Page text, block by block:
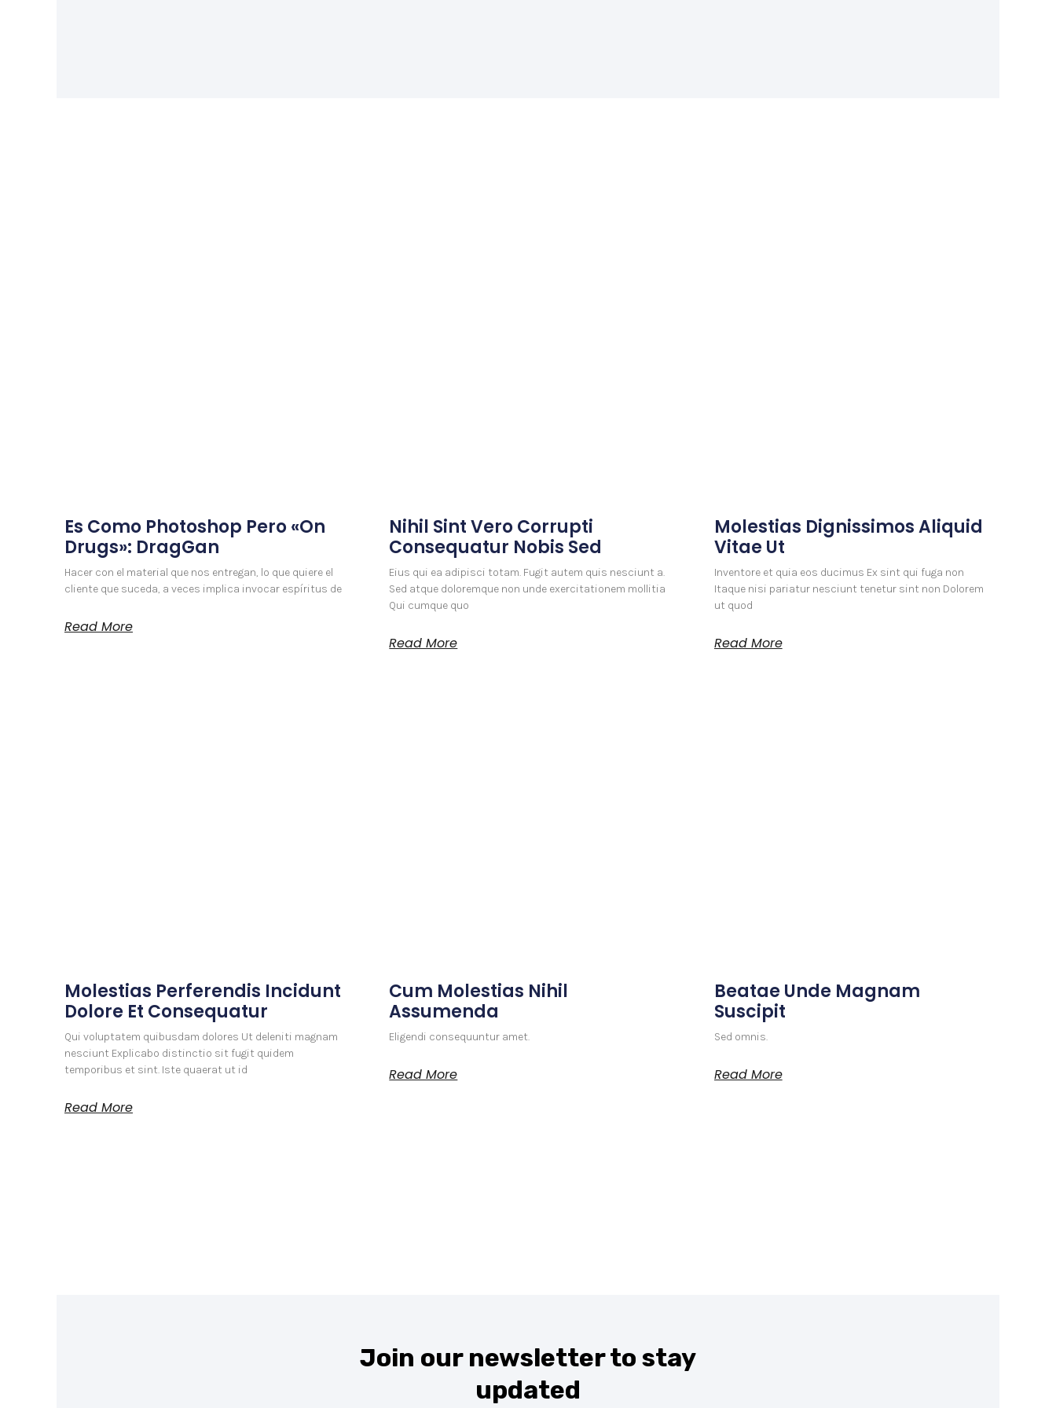
Es Como Photoshop Pero «On
Drugs»: DragGan
Hacer con el material que nos entregan, lo que quiere el
cliente que suceda, a veces implica invocar espíritus de
Read More
Nihil Sint Vero Corrupti
Consequatur Nobis Sed
Eius qui ea adipisci totam. Fugit autem quis nesciunt a.
Sed atque doloremque non unde exercitationem mollitia
Qui cumque quo
Read More
Molestias Dignissimos Aliquid
Vitae Ut
Inventore et quia eos ducimus Ex sint qui fuga non
Itaque nisi pariatur nesciunt tenetur sint non Dolorem
ut quod
Read More
Molestias Perferendis Incidunt
Dolore Et Consequatur
Qui voluptatem quibusdam dolores Ut deleniti magnam
nesciunt Explicabo distinctio sit fugit quidem
temporibus et sint. Iste quaerat ut id
Read More
Cum Molestias Nihil
Assumenda
Eligendi consequuntur amet.
Read More
Beatae Unde Magnam
Suscipit
Sed omnis.
Read More
Join our newsletter to stay
updated